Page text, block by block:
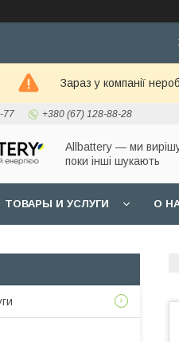
Зараз у компанії
77 +380 (67) 128-88-28
Allbattery — ми
поки інші шукають
ТОВАРЫ И УСЛУГИ О